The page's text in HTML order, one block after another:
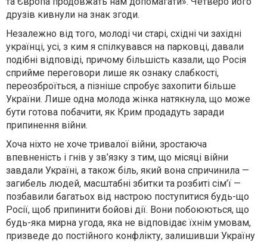
друзів кивнули на знак згоди.
Незалежно від того, молоді чи старі, східні чи західні
українці, усі, з ким я спілкувався на парковці, давали
подібні відповіді, причому більшість казали, що Росія
сприйме переговори лише як ознаку слабкості,
переозброїться, а пізніше спробує захопити більше
України. Лише одна молода жінка натякнула, що може
бути готова побачити, як Крим продадуть заради
припинення війни.
Хоча ніхто не хоче тривалої війни, зростаюча
впевненість і гнів у зв’язку з тим, що місяці війни
завдали Україні, а також біль, який вона спричинила —
загибель людей, масштабні збитки та розбиті сім’ї —
позбавили багатьох від настрою поступитися будь-що
Росії, щоб припинити бойові дії. Вони побоюються, що
будь-яка мирна угода, яка не відповідає їхнім умовам,
призведе до постійного конфлікту, залишивши Україну